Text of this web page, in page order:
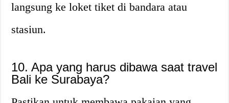
langsung ke loket tiket di bandara atau
stasiun.
10. Apa yang harus dibawa saat travel
Bali ke Surabaya?